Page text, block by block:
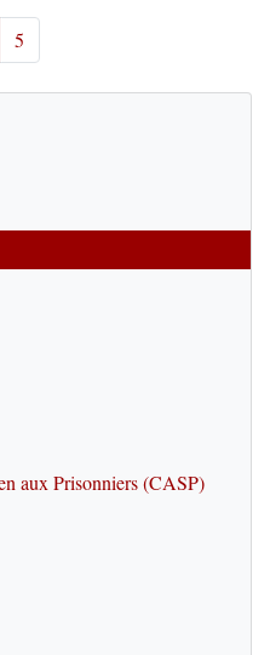
5
aux Prisonniers (CASP)